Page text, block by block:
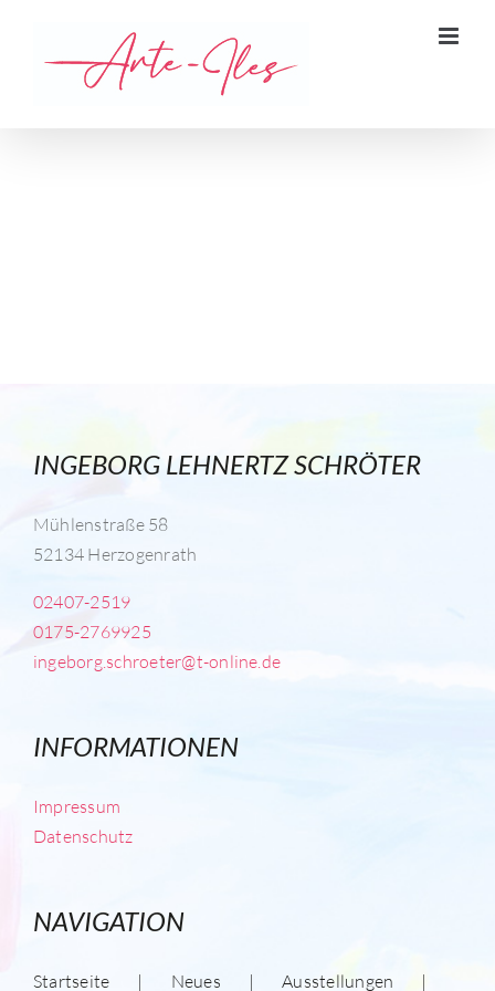
INGEBORG LEHNERTZ SCHRÖTER
Mühlenstraße 58
52134 Herzogenrath
02407-2519
0175-2769925
ingeborg.schroeter@t-online.de
INFORMATIONEN
Impressum
Datenschutz
NAVIGATION
Startseite Neues Ausstellungen